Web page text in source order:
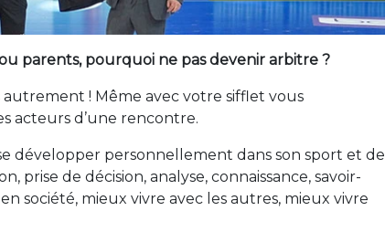
parents, pourquoi ne pas devenir arbitre ?
! Même avec votre sifflet vous
acteurs d’une rencontre.
développer personnellement dans son sport et de
prise de décision, analyse, connaissance, savoir-
société, mieux vivre avec les autres, mieux vivre